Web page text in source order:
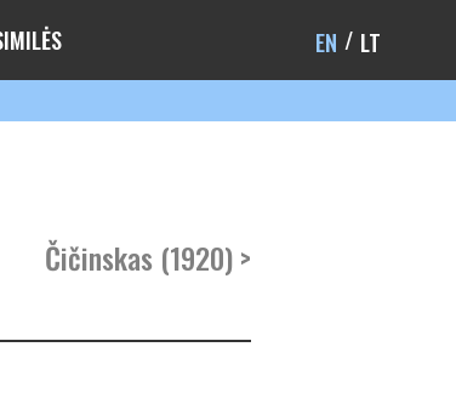
EN LT
Čičinskas (1920) >